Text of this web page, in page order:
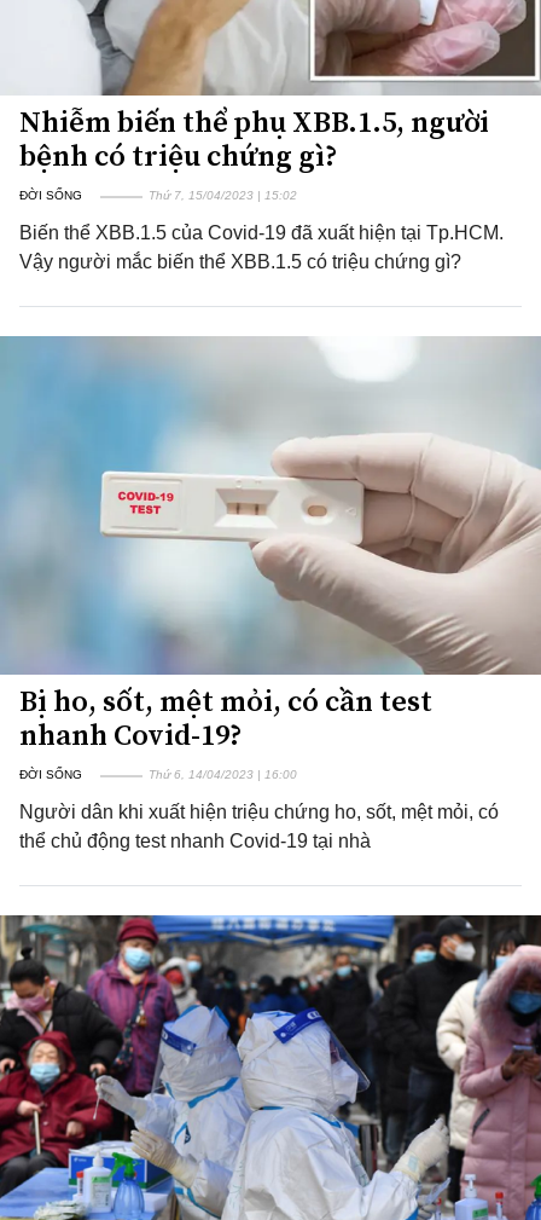
Nhiễm biến thể phụ XBB.1.5, người
bệnh có triệu chứng gì?
ĐỜI SỐNG Thứ 7, 15/04/2023 | 15:02
Biến thể XBB.1.5 của Covid-19 đã xuất hiện tại Tp.HCM.
Vậy người mắc biến thể XBB.1.5 có triệu chứng gì?
Bị ho, sốt, mệt mỏi, có cần test
nhanh Covid-19?
ĐỜI SỐNG Thứ 6, 14/04/2023 | 16:00
Người dân khi xuất hiện triệu chứng ho, sốt, mệt mỏi, có
thể chủ động test nhanh Covid-19 tại nhà